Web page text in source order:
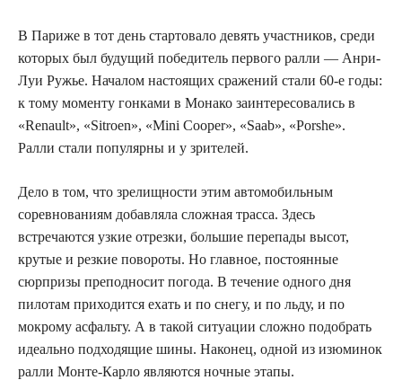
В Париже в тот день стартовало девять участников, среди
которых был будущий победитель первого ралли — Анри-
Луи Ружье. Началом настоящих сражений стали 60-е годы:
к тому моменту гонками в Монако заинтересовались в
«Renault», «Sitroen», «Mini Cooper», «Saab», «Porshe».
Ралли стали популярны и у зрителей.
Дело в том, что зрелищности этим автомобильным
соревнованиям добавляла сложная трасса. Здесь
встречаются узкие отрезки, большие перепады высот,
крутые и резкие повороты. Но главное, постоянные
сюрпризы преподносит погода. В течение одного дня
пилотам приходится ехать и по снегу, и по льду, и по
мокрому асфальту. А в такой ситуации сложно подобрать
идеально подходящие шины. Наконец, одной из изюминок
ралли Монте-Карло являются ночные этапы.